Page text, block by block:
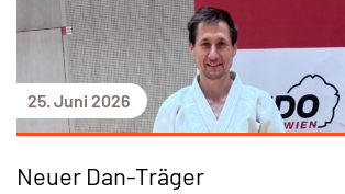
25. Juni 2026
Neuer Dan-Träger